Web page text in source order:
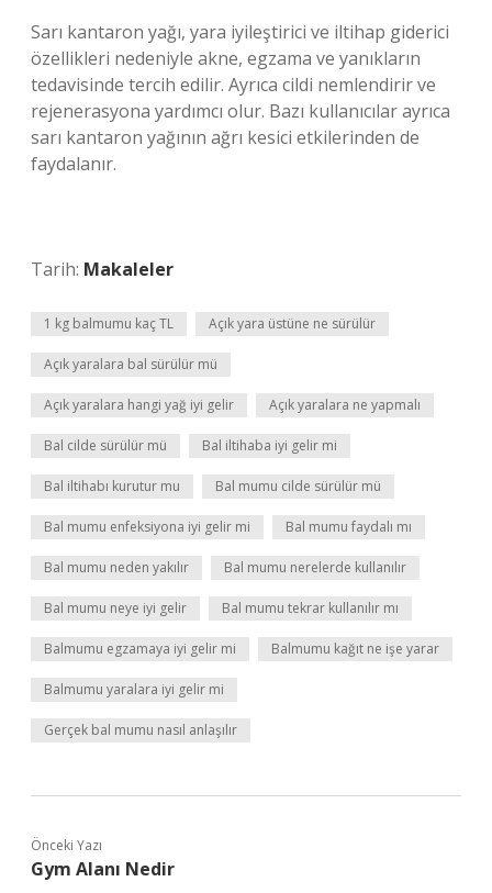
Sarı kantaron yağı, yara iyileştirici ve iltihap giderici
özellikleri nedeniyle akne, egzama ve yanıkların
tedavisinde tercih edilir. Ayrıca cildi nemlendirir ve
rejenerasyona yardımcı olur. Bazı kullanıcılar ayrıca
sarı kantaron yağının ağrı kesici etkilerinden de
faydalanır.
Tarih: Makaleler
1 kg balmumu kaç TL Açık yara üstüne ne sürülür
Açık yaralara bal sürülür mü
Açık yaralara hangi yağ iyi gelir Açık yaralara ne yapmalı
Bal cilde sürülür mü Bal iltihaba iyi gelir mi
Bal iltihabı kurutur mu Bal mumu cilde sürülür mü
Bal mumu enfeksiyona iyi gelir mi Bal mumu faydalı mı
Bal mumu neden yakılır Bal mumu nerelerde kullanılır
Bal mumu neye iyi gelir Bal mumu tekrar kullanılır mı
Balmumu egzamaya iyi gelir mi Balmumu kağıt ne işe yarar
Balmumu yaralara iyi gelir mi
Gerçek bal mumu nasıl anlaşılır
Önceki Yazı
Gym Alanı Nedir